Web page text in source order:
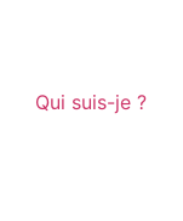
Qui suis-je ?